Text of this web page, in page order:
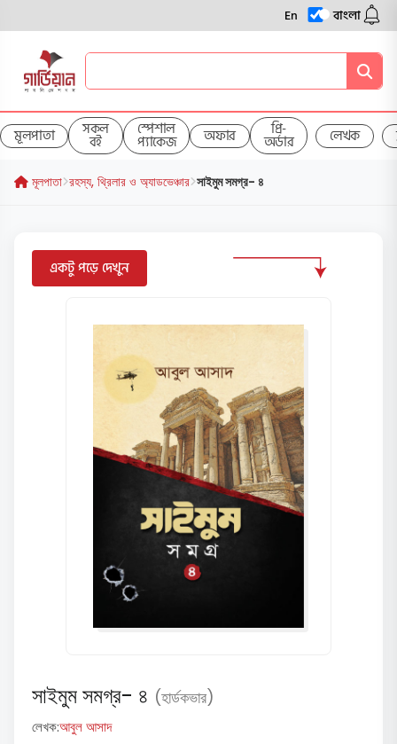
En বাংলা
মূলপাতা সকল
বই
স্পেশাল
প্যাকেজ অফার প্রি-
অর্ডার লেখক
মূলপাতা রহস্য, থ্রিলার ও অ্যাডভেঞ্চার সাইমুম সমগ্র- ৪
একটু পড়ে দেখুন
সাইমুম সমগ্র- ৪ (হার্ডকভার)
লেখক:আবুল আসাদ